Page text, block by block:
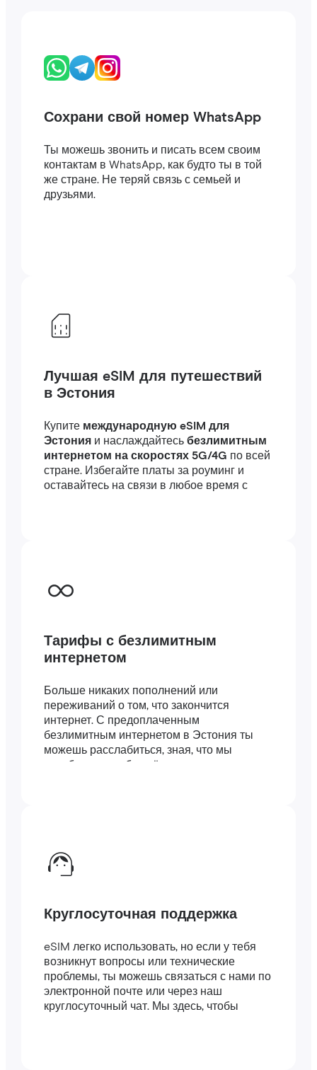
Сохрани свой номер WhatsApp
Ты можешь звонить и писать всем своим
контактам в WhatsApp, как будто ты в той
же стране. Не теряй связь с семьей и
друзьями.
Лучшая eSIM для путешествий
в Эстония
Купите международную eSIM для
Эстонияи наслаждайтесь безлимитным
интернетом на скоростях 5G/4G по всей
стране. Избегайте платы за роуминг и
оставайтесь на связи в любое время с
Тарифы с безлимитным
интернетом
Больше никаких пополнений или
переживаний о том, что закончится
интернет. С предоплаченным
безлимитным интернетом в Эстония ты
можешь расслабиться, зная, что мы
позаботились обо всём.
Круглосуточная поддержка
eSIM легко использовать, но если у тебя
возникнут вопросы или технические
проблемы, ты можешь связаться с нами по
электронной почте или через наш
круглосуточный чат. Мы здесь, чтобы